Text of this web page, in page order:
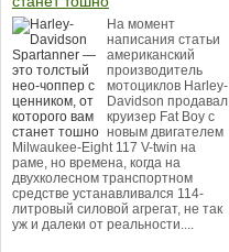
На момент
написания статьи
американский
производитель
мотоциклов Harley-
Davidson продавал
круизер Fat Boy с
новым двигателем
Milwaukee-Eight 117 V-twin на
раме, но времена, когда на
двухколесном транспортном
средстве устанавливался 114-
литровый силовой агрегат, не так
уж и далеки от реальности....